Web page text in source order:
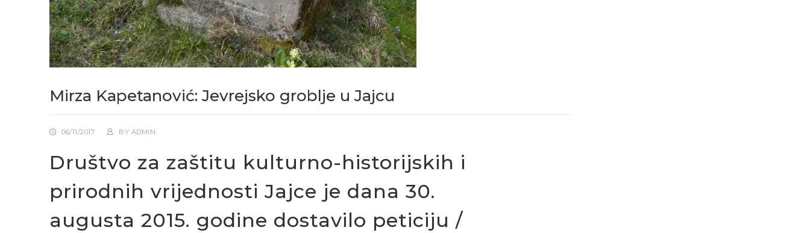
Mirza Kapetanović: Jevrejsko groblje u Jajcu
06/11/2017 BY ADMIN
Društvo za zaštitu kulturno-historijskih i
prirodnih vrijednosti Jajce je dana 30.
augusta 2015. godine dostavilo peticiju /